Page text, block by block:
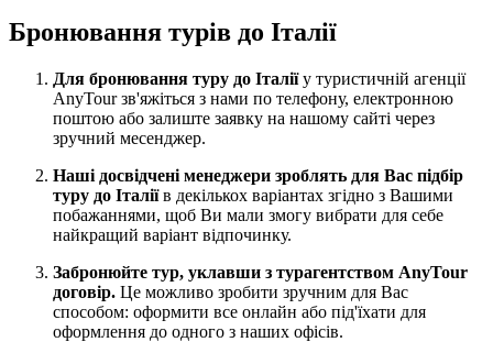
Бронювання турів до Італії
Для бронювання туру до Італіїу туристичній агенції
AnyTour зв'яжіться з нами по телефону, електронною
поштою або залиште заявку на нашому сайті через
зручний месенджер.
Наші досвідчені менеджери зроблять для Вас підбір
туру до Італіїв декількох варіантах згідно з Вашими
побажаннями, щоб Ви мали змогу вибрати для себе
найкращий варіант відпочинку.
Забронюйте тур, уклавши з турагентством AnyTour
договір. Це можливо зробити зручним для Вас
способом: оформити все онлайн або під'їхати для
оформлення до одного з наших офісів.